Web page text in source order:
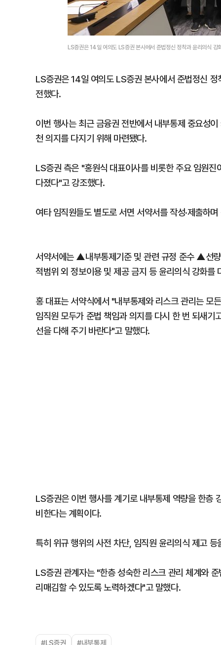
LS증권은 14일 여의도 LS증권 본사에서 준법정신 정착과 윤리의식
LS증권은 14일 여의도 LS증권 본사에서 준법정신
전했다.
이번 행사는 최근 금융권 전반에서 내부통제 중요성
천 의지를 다지기 위해 마련됐다.
LS증권 측은 "홍원식 대표이사를 비롯한 주요 임원
다졌다"고 강조했다.
여타 임직원들도 별도로 서면 서약서를 작성·제출하
서약서에는 ▲내부통제기준 및 관련 규정 준수 ▲선
적범위 외 정보이용 및 제공 금지 등 윤리의식 강화를
홍 대표는 서약식에서 "내부통제와 리스크 관리는 모
임직원 모두가 준법 책임과 의지를 다시 한 번 되새
선을 다해 주기 바란다"고 말했다.
LS증권은 이번 행사를 계기로 내부통제 역량을 한층
비한다는 계획이다.
특히 위규 행위의 사전 차단, 임직원 윤리의식 제고
LS증권 관계자는 "한층 성숙한 리스크 관리 체계와
리매김할 수 있도록 노력하겠다"고 말했다.
#LS증권 #내부통제